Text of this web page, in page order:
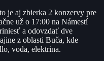
je aj zbierka 2 konzervy pre
už o 17:00 na Námestí
a odovzdať dve
z oblasti Buča, kde
voda, elektrina.